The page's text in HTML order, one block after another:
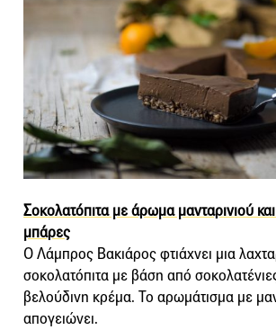
Σοκολατόπιτα με άρωμα μανταρινιού
μπάρες
Ο Λάμπρος Βακιάρος φτιάχνει μια
σοκολατόπιτα με βάση από
βελούδινη κρέμα. Το αρωμάτισμα με
απογειώνει.